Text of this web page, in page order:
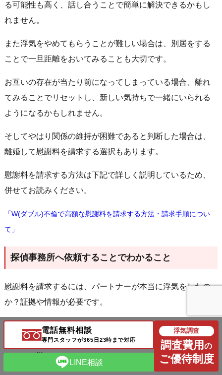
る可能性も高く、話し合うことで簡単に解決できるかもし
れません。
また浮気をやめてもらうことが難しい場合は、別居をする
ことで一旦距離をおいてみることも大切です。
お互いの存在が当たり前になってしまっている場合、離れ
てみることでリセットし、新しい気持ちで一緒にいられる
ようになるかもしれません。
そしてやはり関係の維持が困難であると判断した場合は、
離婚して慰謝料を請求する選択もあります。
慰謝料を請求する方法は下記で詳しく説明しているため、
併せてお読みください。
「W(ダブル)不倫で高額な慰謝料を請求する方法・請求手順につい
て」
探偵事務所へ依頼することでわかること
慰謝料を請求するには、パートナーが本当に浮気をしたの
か？証拠や情報が必要です。
しかし証拠や情報を集めるには、パートナーを尾行したり
行動の調査を行ったりする必要があるため、自身で行おう
としても難しいでしょう。
電話無料相談
専門スタッフが365日23時まで対応
LINE相談
浮気調査
調査費用の
ご優待制度